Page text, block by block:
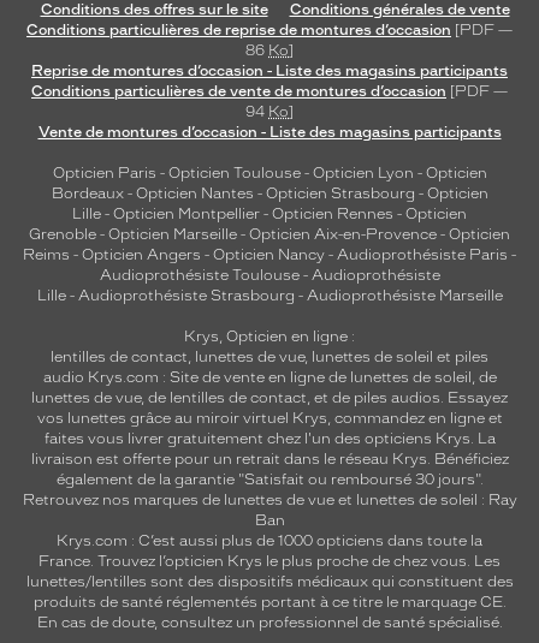
Conditions des offres sur le site
Conditions générales de vente
Conditions particulières de reprise de montures d’occasion [PDF —
86 Ko]
Reprise de montures d’occasion - Liste des magasins participants
Conditions particulières de vente de montures d’occasion [PDF —
94 Ko]
Vente de montures d’occasion - Liste des magasins participants
Opticien Paris - Opticien Toulouse- Opticien Lyon - Opticien
Bordeaux- Opticien Nantes - Opticien Strasbourg - Opticien
Lille - Opticien Montpellier - Opticien Rennes - Opticien
Grenoble - Opticien Marseille - Opticien Aix-en-Provence - Opticien
Reims - Opticien Angers - Opticien Nancy - Audioprothésiste Paris -
Audioprothésiste Toulouse- Audioprothésiste
Lille- Audioprothésiste Strasbourg - Audioprothésiste Marseille
Krys, Opticien en ligne :
lentilles de contact, lunettes de vue, lunettes de soleil et piles
audio Krys.com : Site de vente en ligne de lunettes de soleil, de
lunettes de vue, de lentilles de contact, et de piles audios. Essayez
vos lunettes grâce au miroir virtuel Krys, commandez en ligne et
faites vous livrer gratuitement chez l'un des opticiens Krys. La
livraison est offerte pour un retrait dans le réseau Krys. Bénéficiez
également de la garantie "Satisfait ou remboursé 30 jours".
Retrouvez nos marques de lunettes de vue et lunettes de soleil : Ray
Ban
Krys.com : C’est aussi plus de 1000 opticiens dans toute la
France. Trouvez l’opticien Krys le plus proche de chez vous. Les
lunettes/lentilles sont des dispositifs médicaux qui constituent des
produits de santé réglementés portant à ce titre le marquage CE.
En cas de doute, consultez un professionnel de santé spécialisé.